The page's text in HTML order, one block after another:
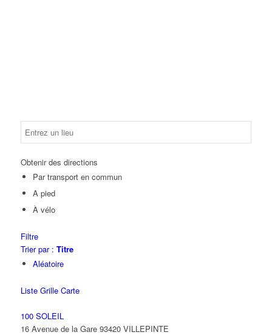
Obtenir des directions
Par transport en commun
A pied
À vélo
Filtre
Trier par : Titre
Aléatoire
Liste Grille Carte
100 SOLEIL
16 Avenue de la Gare 93420 VILLEPINTE